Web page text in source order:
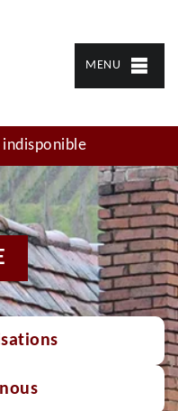
MENU
indisponible